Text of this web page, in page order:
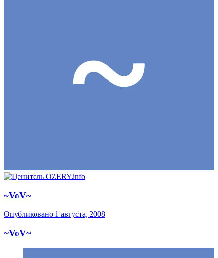
~VoV~
Опубликовано 1 августа, 2008
~VoV~